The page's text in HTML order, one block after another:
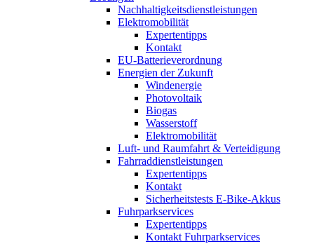
Nachhaltigkeitsdienstleistungen
Elektromobilität
Expertentipps
Kontakt
EU-Batterieverordnung
Energien der Zukunft
Windenergie
Photovoltaik
Biogas
Wasserstoff
Elektromobilität
Luft- und Raumfahrt & Verteidigung
Fahrraddienstleistungen
Expertentipps
Kontakt
Sicherheitstests E-Bike-Akkus
Fuhrparkservices
Expertentipps
Kontakt Fuhrparkservices